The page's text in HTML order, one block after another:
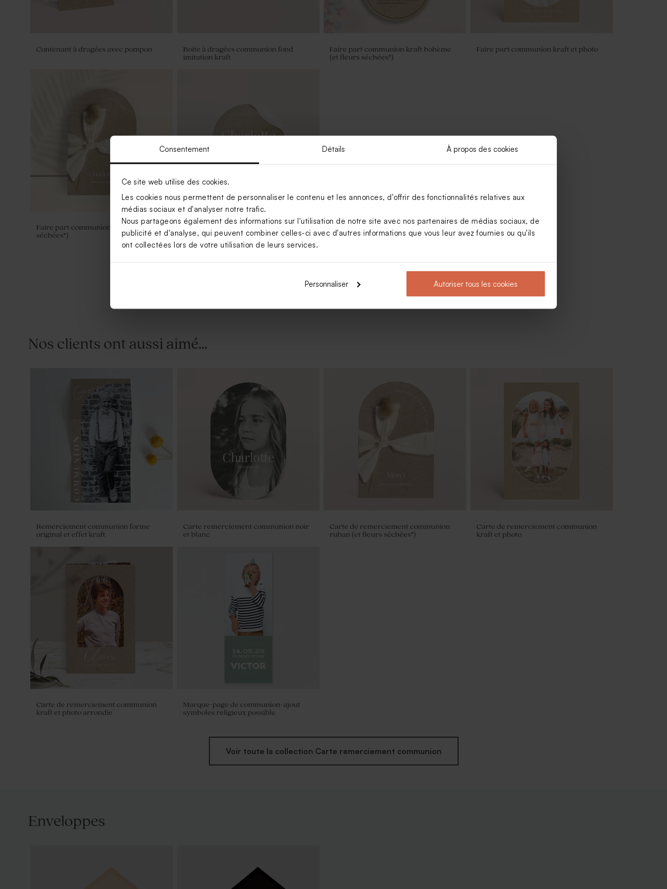
Consentement Détails À propos des cookies
Ce site web utilise des cookies.
Les cookies nous permettent de personnaliser le contenu et les annonces, d'offrir des fonctionnalités relatives aux
médias sociaux et d'analyser notre trafic.
Nous partageons également des informations sur l'utilisation de notre site avec nos partenaires de médias sociaux, de
publicité et d'analyse, qui peuvent combiner celles-ci avec d'autres informations que vous leur avez fournies ou qu'ils
ont collectées lors de votre utilisation de leurs services.
Personnaliser Autoriser tous les cookies
Contenant à dragées avec pompon
Boite à dragées communion fond
imitation kraft
Faire part communion kraft bohème
(et fleurs séchées*)
Faire part communion kraft et photo
Faire part communion ruban (et fleurs
séchées*)
Stickers communion effet kraft
Etiquette communion effet kraft Habillage chips style kraft Menu communion effet kraft
Set de table communion effet kraft
Livret de messe communion
immitation kraft et son ruban coton
Nos clients ont aussi aimé...
Remerciement communion forme
original et effet kraft
Carte remerciement communion noir
et blanc
Carte de remerciement communion
ruban (et fleurs séchées*)
Carte de remerciement communion
kraft et photo
Carte de remerciement communion
kraft et photo arrondie
Marque-page de communion-ajout
symboles religieux possible
Voir toute la collection Carte remerciement communion
Enveloppes